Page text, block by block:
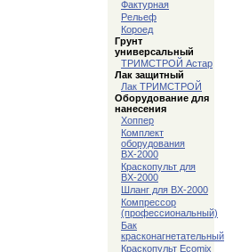
Фактурная
Рельеф
Короед
Грунт
универсальный
ТРИМСТРОЙ Астар
Лак защитный
Лак ТРИМСТРОЙ
Оборудование для
нанесения
Хоппер
Комплект
оборудования
ВХ-2000
Краскопульт для
ВХ-2000
Шланг для ВХ-2000
Компрессор
(профессиональный)
Бак
красконагнетательный
Краскопульт Ecomix